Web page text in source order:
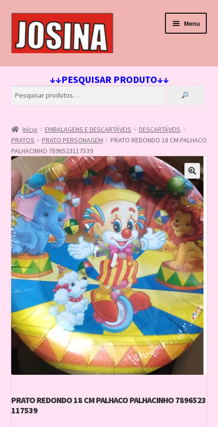
Pular
para
navegação
Pular
para
conteúdo
Menu
Início
Carrinho
Lista de Desejos
Loja
Minha conta
↓↓PESQUISAR PRODUTO↓↓
Início EMBALAGENS E DESCARTÁVEIS
DESCARTÁVEIS
PRATOS
PRATO PERSONAGEM
PRATO REDONDO 18 CM PALHACO
PALHACINHO 7896523117539
PRATO REDONDO 18 CM PALHACO PALHACINHO 7896523
117539